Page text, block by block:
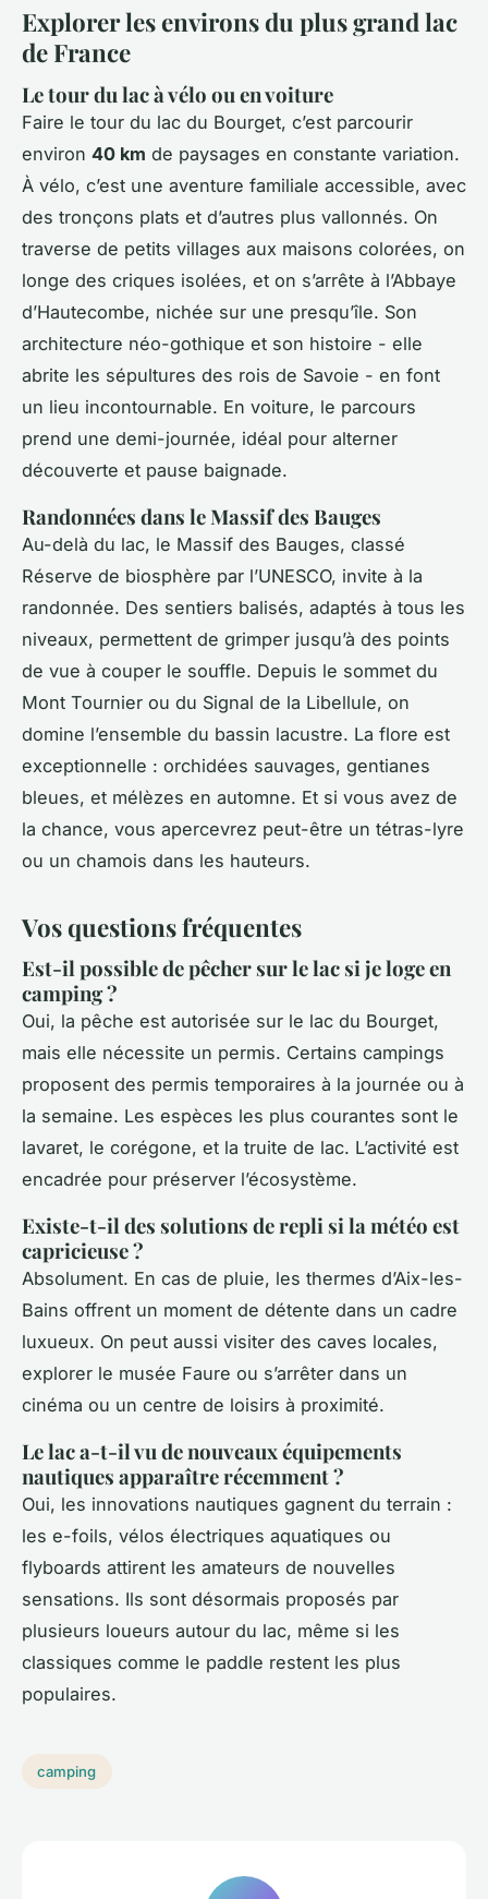
Explorer les environs du plus grand lac
de France
Le tour du lac à vélo ou en voiture
Faire le tour du lac du Bourget, c’est parcourir
environ 40 km de paysages en constante variation.
À vélo, c’est une aventure familiale accessible, avec
des tronçons plats et d’autres plus vallonnés. On
traverse de petits villages aux maisons colorées, on
longe des criques isolées, et on s’arrête à l’Abbaye
d’Hautecombe, nichée sur une presqu’île. Son
architecture néo-gothique et son histoire - elle
abrite les sépultures des rois de Savoie - en font
un lieu incontournable. En voiture, le parcours
prend une demi-journée, idéal pour alterner
découverte et pause baignade.
Randonnées dans le Massif des Bauges
Au-delà du lac, le Massif des Bauges, classé
Réserve de biosphère par l’UNESCO, invite à la
randonnée. Des sentiers balisés, adaptés à tous les
niveaux, permettent de grimper jusqu’à des points
de vue à couper le souffle. Depuis le sommet du
Mont Tournier ou du Signal de la Libellule, on
domine l’ensemble du bassin lacustre. La flore est
exceptionnelle : orchidées sauvages, gentianes
bleues, et mélèzes en automne. Et si vous avez de
la chance, vous apercevrez peut-être un tétras-lyre
ou un chamois dans les hauteurs.
Vos questions fréquentes
Est-il possible de pêcher sur le lac si je loge en
camping ?
Oui, la pêche est autorisée sur le lac du Bourget,
mais elle nécessite un permis. Certains campings
proposent des permis temporaires à la journée ou à
la semaine. Les espèces les plus courantes sont le
lavaret, le corégone, et la truite de lac. L’activité est
encadrée pour préserver l’écosystème.
Existe-t-il des solutions de repli si la météo est
capricieuse ?
Absolument. En cas de pluie, les thermes d’Aix-les-
Bains offrent un moment de détente dans un cadre
luxueux. On peut aussi visiter des caves locales,
explorer le musée Faure ou s’arrêter dans un
cinéma ou un centre de loisirs à proximité.
Le lac a-t-il vu de nouveaux équipements
nautiques apparaître récemment ?
Oui, les innovations nautiques gagnent du terrain :
les e-foils, vélos électriques aquatiques ou
flyboards attirent les amateurs de nouvelles
sensations. Ils sont désormais proposés par
plusieurs loueurs autour du lac, même si les
classiques comme le paddle restent les plus
populaires.
camping